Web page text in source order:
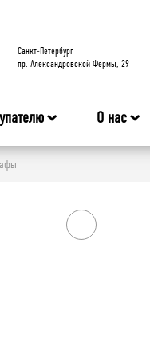
Cанкт-Петербург
пр. Александровской Фермы, 29
О нас